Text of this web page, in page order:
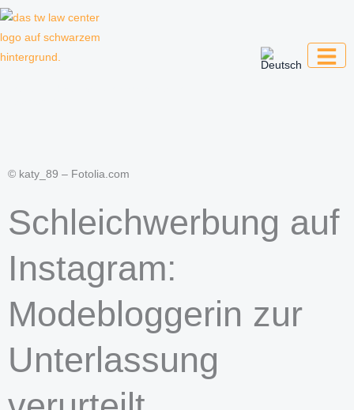
Zum
© katy_89 – Fotolia.com
Schleichwerbung auf
Instagram:
Modebloggerin zur
Unterlassung